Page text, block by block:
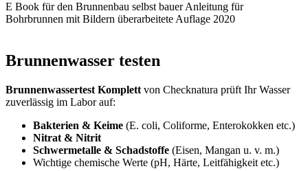
E Book für den Brunnenbau selbst bauer Anleitung für
Bohrbrunnen mit Bildern überarbeitete Auflage 2020
Brunnenwasser testen
Brunnenwassertest Komplett von Checknatura prüft Ihr Wasser
zuverlässig im Labor auf:
Bakterien & Keime (E. coli, Coliforme, Enterokokken etc.)
Nitrat & Nitrit
Schwermetalle & Schadstoffe (Eisen, Mangan u. v. m.)
Wichtige chemische Werte (pH, Härte, Leitfähigkeit etc.)